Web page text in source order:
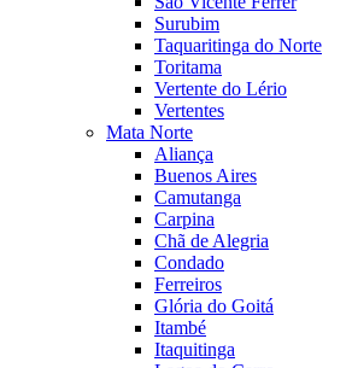
Surubim
Taquaritinga do Norte
Toritama
Vertente do Lério
Vertentes
Mata Norte
Aliança
Buenos Aires
Camutanga
Carpina
Chã de Alegria
Condado
Ferreiros
Glória do Goitá
Itambé
Itaquitinga